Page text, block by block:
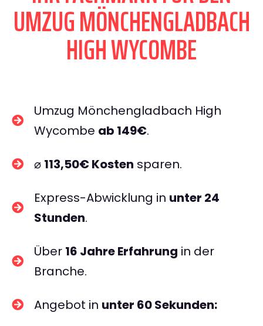
UMZUG MÖNCHENGLADBACH
HIGH WYCOMBE
Umzug Mönchengladbach High
Wycombe ab 149€.
⌀ 113,50€ Kosten sparen.
Express-Abwicklung in unter 24
Stunden.
Über 16 Jahre Erfahrung in der
Branche.
Angebot in unter 60 Sekunden: